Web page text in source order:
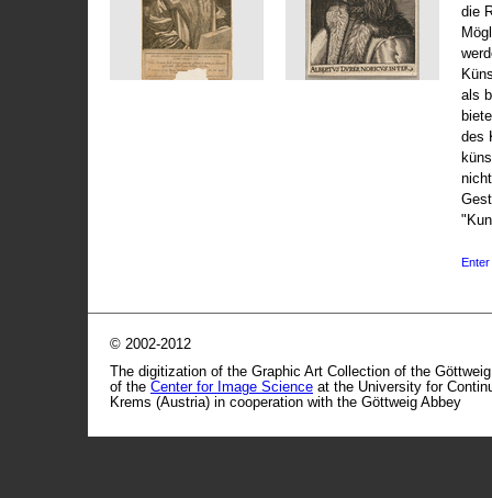
die
als
des
Enter
© 2002-2012
The digitization of the Graphic Art Collection of the
of the Center for Image Science at the University for
Krems (Austria) in cooperation with the Göttweig Abbey